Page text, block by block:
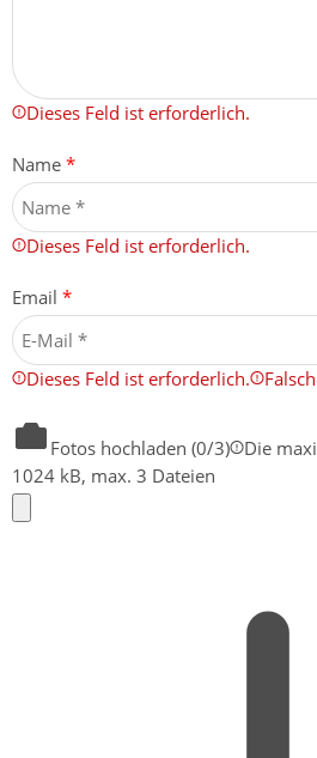
Dieses Feld ist erforderlich.
Name *
Dieses Feld ist erforderlich.
Email *
Dieses Feld ist erforderlich.
Fotos hochladen (0/3)
Die
1024 kB, max. 3 Dateien